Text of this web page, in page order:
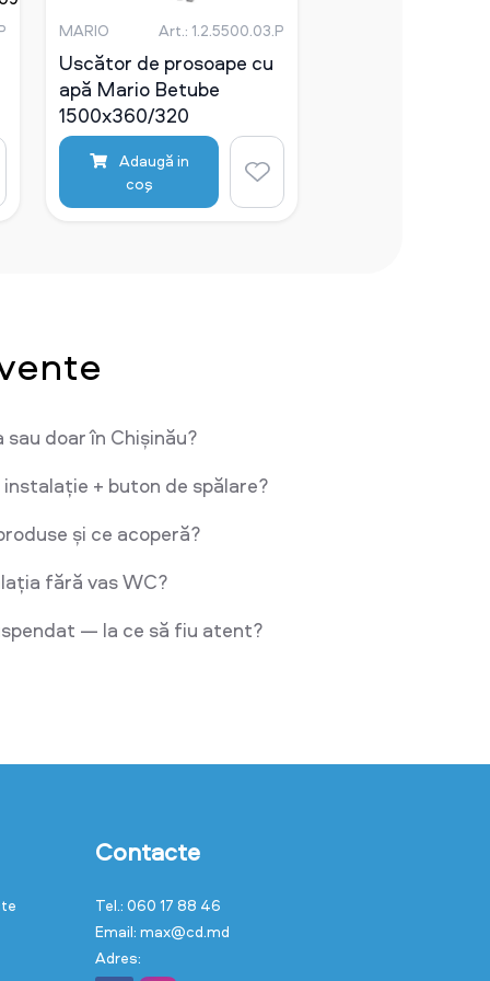
MARIO Art.: 1.2.5500.03.Р
Uscător de prosoape cu
apă Mario Betube
1500x360/320
Adaugă in
coş
doar în Chișinău?
+ buton de spălare?
și ce acoperă?
fără vas WC?
— la ce să fiu atent?
Contacte
Tel.: 060 17 88 46
Email: max@cd.md
Adres: